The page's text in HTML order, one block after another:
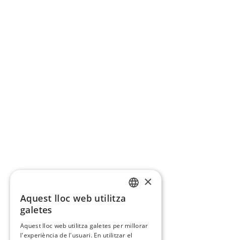
×
Aquest lloc web utilitza
galetes
Aquest lloc web utilitza galetes per millorar
l'experiència de l'usuari. En utilitzar el